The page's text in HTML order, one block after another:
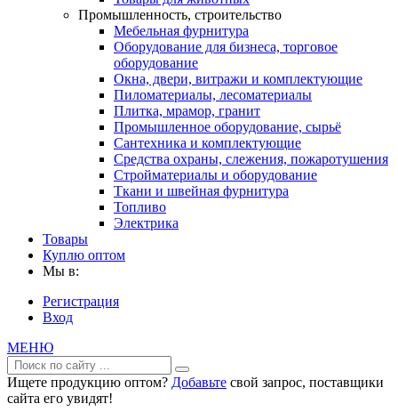
Промышленность, строительство
Мебельная фурнитура
Оборудование для бизнеса, торговое
оборудование
Окна, двери, витражи и комплектующие
Пиломатериалы, лесоматериалы
Плитка, мрамор, гранит
Промышленное оборудование, сырьё
Сантехника и комплектующие
Средства охраны, слежения, пожаротушения
Стройматериалы и оборудование
Ткани и швейная фурнитура
Топливо
Электрика
Товары
Куплю оптом
Мы в:
Регистрация
Вход
МЕНЮ
Ищете продукцию оптом? Добавьте свой запрос, поставщики
сайта его увидят!